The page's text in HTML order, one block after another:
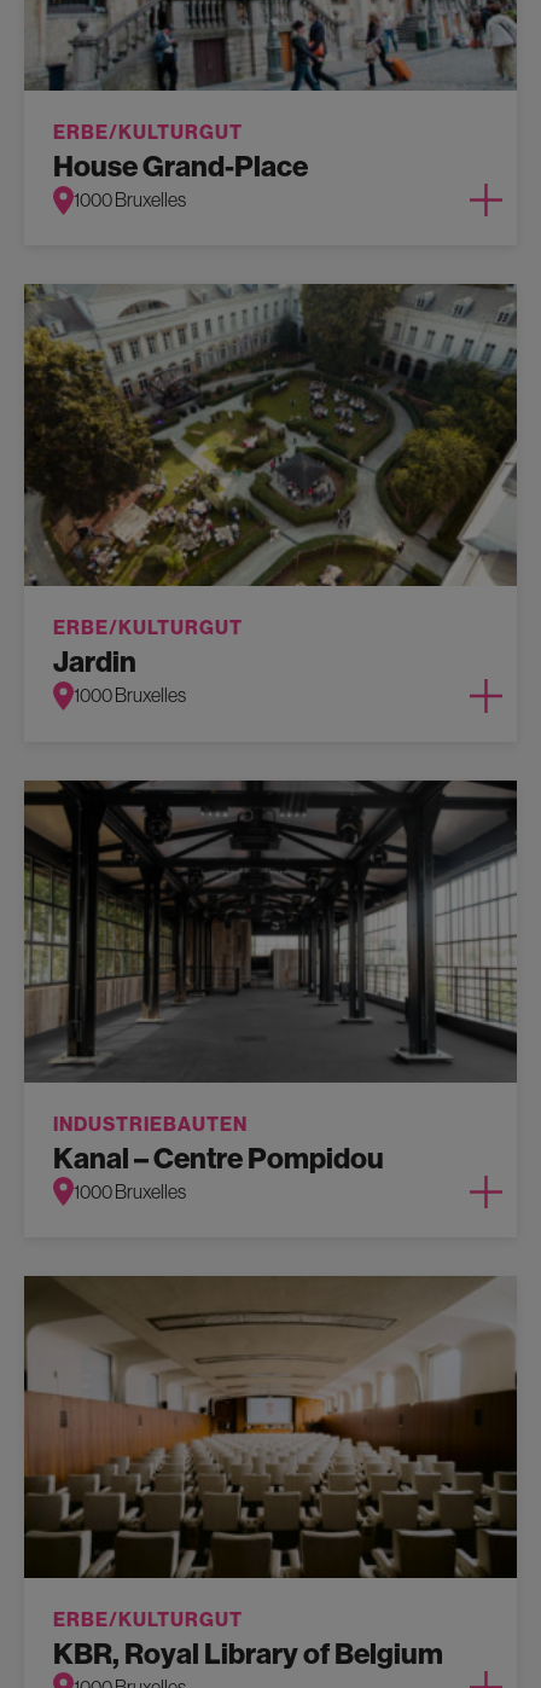
ERBE/KULTURGUT
House Grand-Place
1000 Bruxelles
ERBE/KULTURGUT
Jardin
1000 Bruxelles
INDUSTRIEBAUTEN
Kanal – Centre Pompidou
1000 Bruxelles
ERBE/KULTURGUT
KBR, Royal Library of Belgium